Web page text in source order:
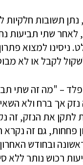
נתן תשובות
לאחר שתי
מוחלט. ניסינו
לקבל או לא
– "מה זה שתי
נזק אך ברח ולא
לתקן את הנזק, זה
פחחות, גם זה
ובחודש
רכוש נותר ללא